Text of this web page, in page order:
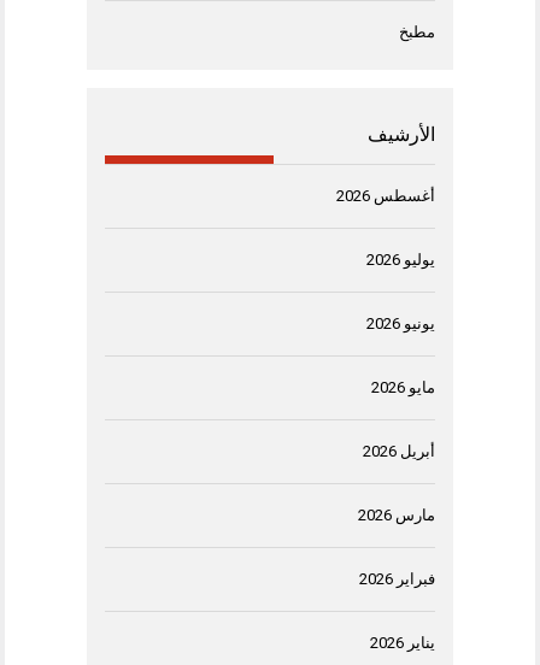
مطبخ
الأرشيف
أغسطس 2026
يوليو 2026
يونيو 2026
مايو 2026
أبريل 2026
مارس 2026
فبراير 2026
يناير 2026